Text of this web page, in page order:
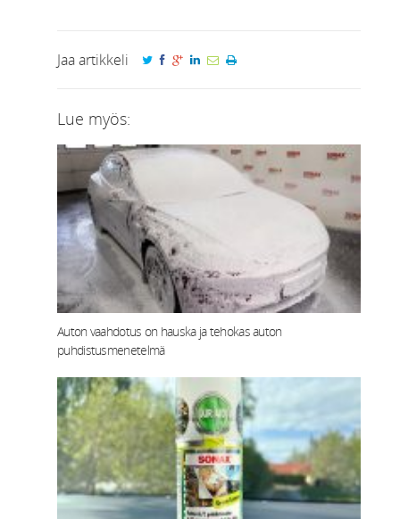
Jaa artikkeli
Lue myös:
Auton vaahdotus on hauska ja tehokas auton
puhdistusmenetelmä